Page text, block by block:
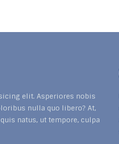
elit. Asperiores nobis
nulla quo libero? At,
natus, ut tempore, culpa